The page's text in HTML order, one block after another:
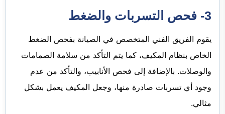
3- فحص التسربات والضغط
يقوم الفريق الفني المتخصص في الصيانة بفحص الضغط
الخاص بنظام المكيف، كما يتم التأكد من سلامة الصمامات
والوصلات. بالإضافة إلى فحص الأنابيب، والتأكد من عدم
وجود أي تسربات صادرة منها، وجعل المكيف يعمل بشكل
مثالي.